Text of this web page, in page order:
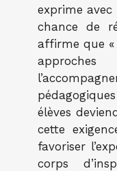
exprime
chance de
affirme que «
élèves
cette
favoriser
corps